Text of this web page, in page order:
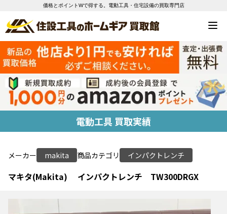
価格とポイントWで得する。電動工具・住宅設備の買取専門店
電動工具 買取実績
メーカー makita 商品カテゴリ インパクトレンチ
マキタ(Makita) インパクトレンチ TW300DRGX